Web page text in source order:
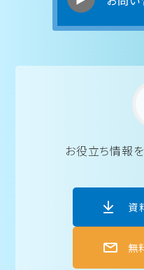
お役立ち情報を
資
無